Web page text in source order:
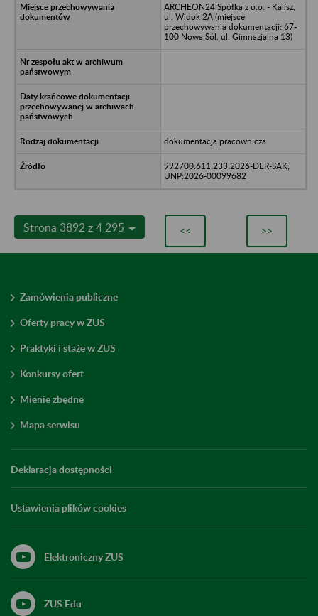
ARCHEON24 Spółka z o.o. - Kalisz,
ul. Widok 2A (miejsce
przechowywania dokumentacji: 67-
100 Nowa Sól, ul. Gimnazjalna 13)
dokumentacja pracownicza
992700.611.233.2026-DER-SAK;
UNP:2026-00099682
Strona 3892 z 4 295 << >>
Zamówienia publiczne
Oferty pracy w ZUS
Praktyki i staże w ZUS
Konkursy ofert
Mienie zbędne
Mapa serwisu
Deklaracja dostępności
Ustawienia plików cookies
Elektroniczny ZUS
ZUS Edu